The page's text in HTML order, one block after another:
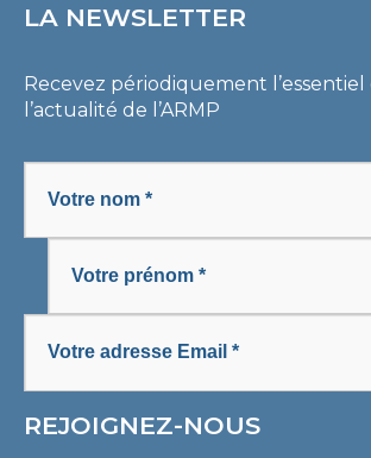
LA NEWSLETTER
Recevez périodiquement l’essentiel
l’actualité de l’ARMP
REJOIGNEZ-NOUS